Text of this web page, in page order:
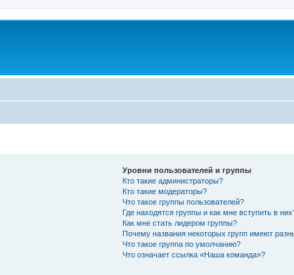
Уровни пользователей и группы
Кто такие администраторы?
Кто такие модераторы?
Что такое группы пользователей?
Где находятся группы и как мне вступить в
Как мне стать лидером группы?
Почему названия некоторых групп имеют
Что такое группа по умолчанию?
Что означает ссылка «Наша команда»?